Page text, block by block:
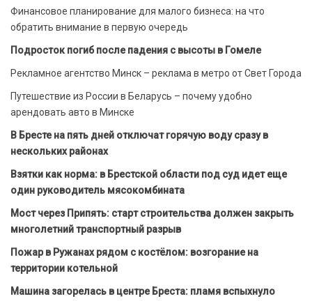
Финансовое планирование для малого бизнеса: на что
обратить внимание в первую очередь
Подросток погиб после падения с высоты в Гомеле
Рекламное агентство Минск – реклама в метро от Свет Города
Путешествие из России в Беларусь – почему удобно
арендовать авто в Минске
В Бресте на пять дней отключат горячую воду сразу в
нескольких районах
Взятки как норма: в Брестской области под суд идет еще
один руководитель мясокомбината
Мост через Припять: старт строительства должен закрыть
многолетний транспортный разрыв
Пожар в Ружанах рядом с костёлом: возгорание на
территории котельной
Машина загорелась в центре Бреста: пламя вспыхнуло